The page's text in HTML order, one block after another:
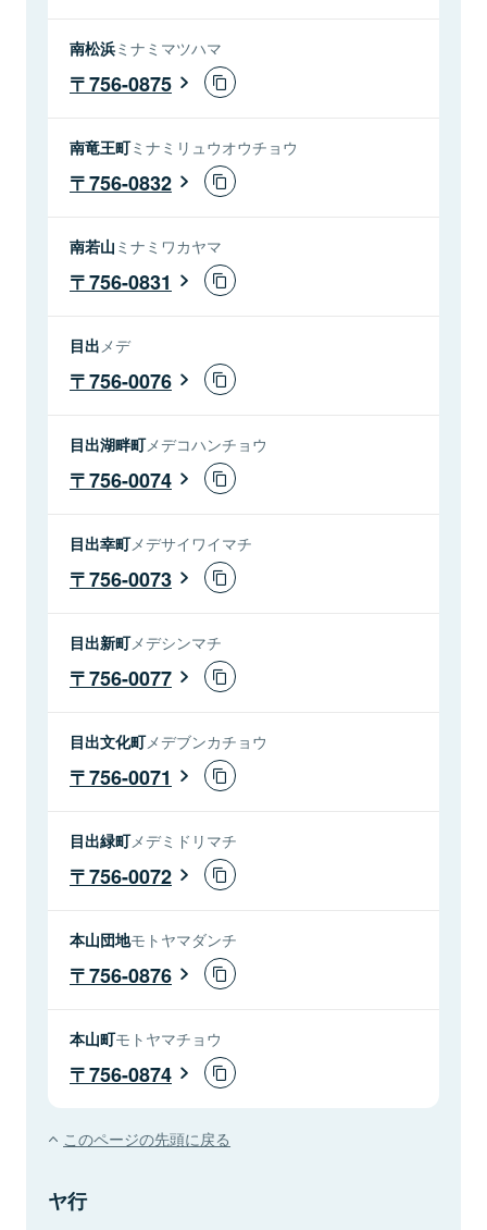
南松浜ミナミマツハマ
756-0875
南竜王町ミナミリュウオウチョウ
756-0832
南若山 ミナミワカヤマ
756-0831
目出 メデ
756-0076
目出湖畔町メデコハンチョウ
756-0074
目出幸町メデサイワイマチ
756-0073
目出新町メデシンマチ
756-0077
目出文化町メデブンカチョウ
756-0071
目出緑町メデミドリマチ
756-0072
本山団地モトヤマダンチ
756-0876
本山町モトヤマチョウ
756-0874
このページの先頭に戻る
ヤ行